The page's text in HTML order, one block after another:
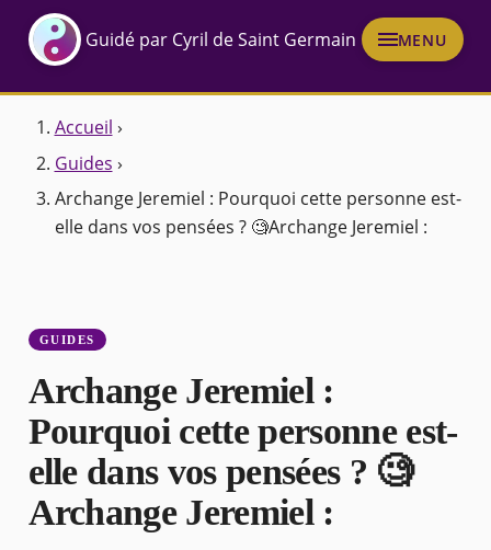
Guidé par Cyril de Saint Germain MENU
Accueil ›
Guides ›
Archange Jeremiel : Pourquoi cette personne est-
elle dans vos pensées ? 🧐Archange Jeremiel :
GUIDES
Archange Jeremiel :
Pourquoi cette personne est-
elle dans vos pensées ? 🧐
Archange Jeremiel :